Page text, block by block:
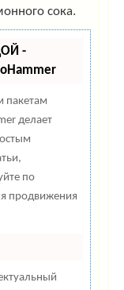
сока.
-
пакетам
делает
по
продвижения